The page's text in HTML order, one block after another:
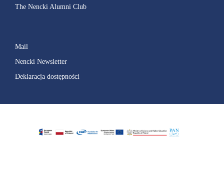
The Nencki Alumni Club
Mail
Nencki Newsletter
Deklaracja dostępności